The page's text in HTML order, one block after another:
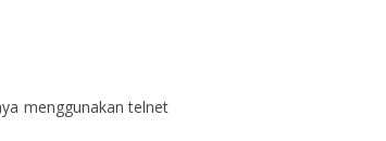
menggunakan telnet